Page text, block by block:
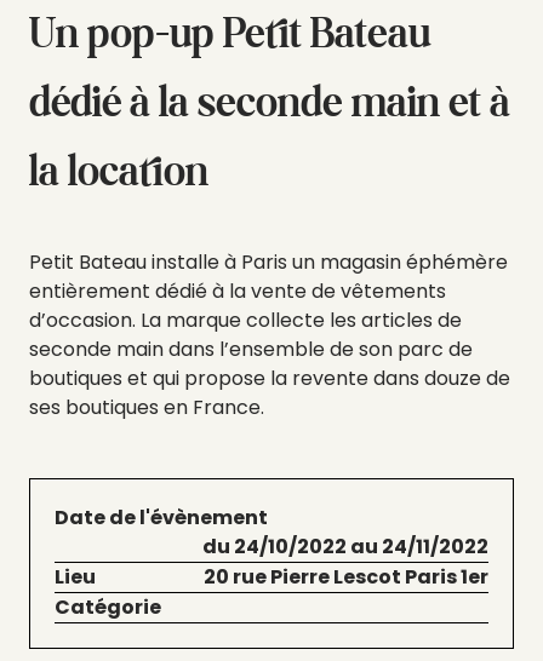
Un pop-up Petit Bateau
dédié à la seconde main et à
la location
Petit Bateau installe à Paris un magasin éphémère
entièrement dédié à la vente de vêtements
d’occasion. La marque collecte les articles de
seconde main dans l’ensemble de son parc de
boutiques et qui propose la revente dans douze de
ses boutiques en France.
Date de l'évènement
du 24/10/2022 au 24/11/2022
Lieu
20 rue Pierre Lescot Paris 1er
Catégorie